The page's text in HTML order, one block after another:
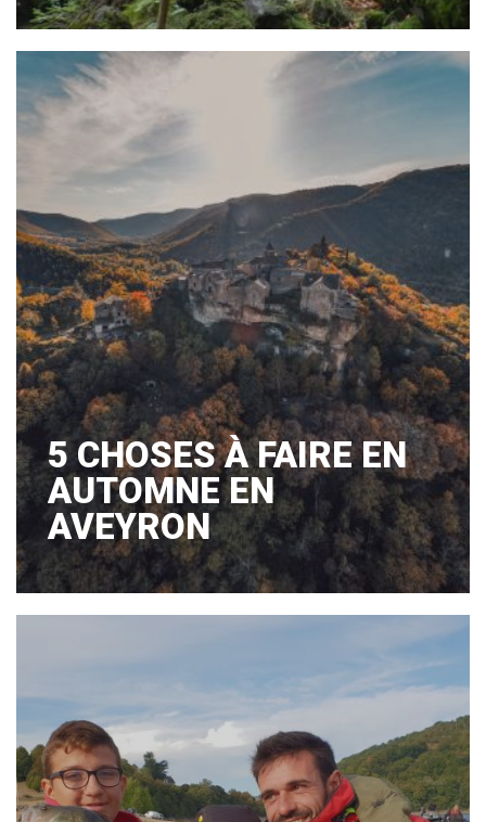
5 CHOSES À FAIRE EN
AUTOMNE EN
AVEYRON